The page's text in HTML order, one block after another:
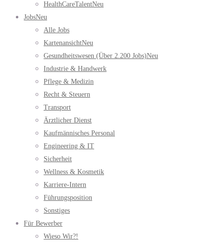
HealthCareTalentNeu
JobsNeu
Alle Jobs
KartenansichtNeu
Gesundheitswesen (über 2.200 Jobs)Neu
Industrie & Handwerk
Pflege & Medizin
Recht & Steuern
Transport
Ärztlicher Dienst
Kaufmännisches Personal
Engineering & IT
Sicherheit
Wellness & Kosmetik
Karriere-Intern
Führungsposition
Sonstiges
Für Bewerber
Wieso Wir?!